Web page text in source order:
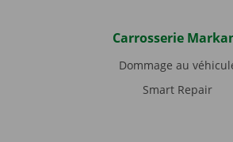
Carrosserie
Dommage au
Smart Repair